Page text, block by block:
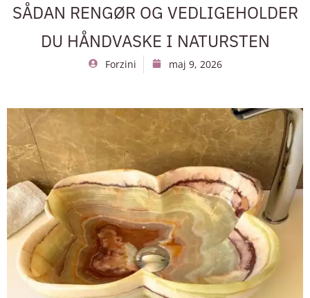
SÅDAN RENGØR OG VEDLIGEHOLDER
DU HÅNDVASKE I NATURSTEN
Forzini maj 9, 2026